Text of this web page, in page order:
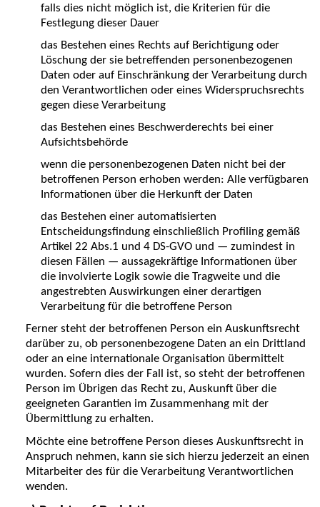
falls dies nicht möglich ist, die Kriterien für die
Festlegung dieser Dauer
das Bestehen eines Rechts auf Berichtigung oder
Löschung der sie betreffenden personenbezogenen
Daten oder auf Einschränkung der Verarbeitung durch
den Verantwortlichen oder eines Widerspruchsrechts
gegen diese Verarbeitung
das Bestehen eines Beschwerderechts bei einer
Aufsichtsbehörde
wenn die personenbezogenen Daten nicht bei der
betroffenen Person erhoben werden: Alle verfügbaren
Informationen über die Herkunft der Daten
das Bestehen einer automatisierten
Entscheidungsfindung einschließlich Profiling gemäß
Artikel 22 Abs.1 und 4 DS-GVO und — zumindest in
diesen Fällen — aussagekräftige Informationen über
die involvierte Logik sowie die Tragweite und die
angestrebten Auswirkungen einer derartigen
Verarbeitung für die betroffene Person
Ferner steht der betroffenen Person ein Auskunftsrecht
darüber zu, ob personenbezogene Daten an ein Drittland
oder an eine internationale Organisation übermittelt
wurden. Sofern dies der Fall ist, so steht der betroffenen
Person im Übrigen das Recht zu, Auskunft über die
geeigneten Garantien im Zusammenhang mit der
Übermittlung zu erhalten.
Möchte eine betroffene Person dieses Auskunftsrecht in
Anspruch nehmen, kann sie sich hierzu jederzeit an einen
Mitarbeiter des für die Verarbeitung Verantwortlichen
wenden.